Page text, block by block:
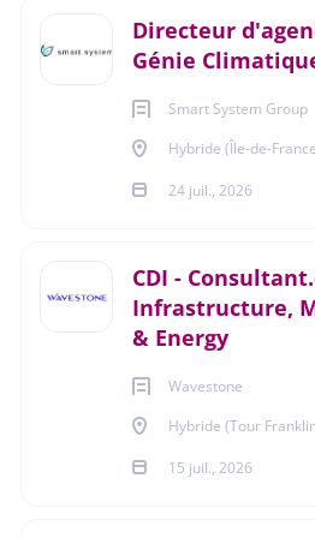
Directeur
Génie
Smart System Group
Hybride (Île-de-
24 juil., 2026
CDI -
Infrastructure,
& Energy
Wavestone
Hybride (Tour
15 juil., 2026
https://recrutement.paprec.com/
Durée de